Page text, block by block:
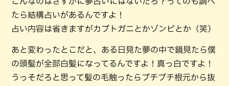
たら結構占いがあるんですよ！
占い内容は省きますがカブトガニとかゾンビとか（笑）
あと変わったとこだと、ある日見た夢の中で鏡見たら僕
の頭髪が全部白髪になってるんですよ！真っ白ですよ！
うっそだろと思って髪の毛触ったらブチブチ根元から抜